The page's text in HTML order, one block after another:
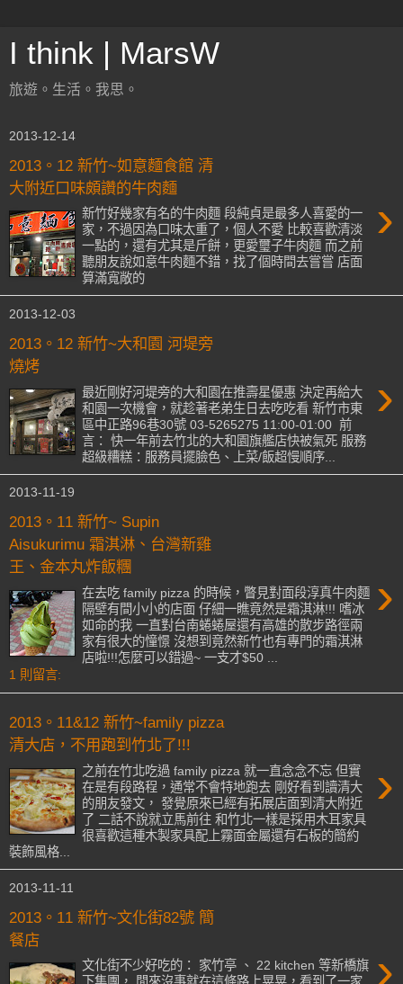
I think | MarsW
旅遊。生活。我思。
2013-12-14
2013。12 新竹~如意麵食館 清
大附近口味頗讚的牛肉麵
›
新竹好幾家有名的牛肉麵 段純貞是最多人喜愛的一
家，不過因為口味太重了，個人不愛 比較喜歡清淡
一點的，還有尤其是斤餅，更愛璽子牛肉麵 而之前
聽朋友說如意牛肉麵不錯，找了個時間去嘗嘗 店面
算滿寬敞的
2013-12-03
2013。12 新竹~大和園 河堤旁
燒烤
›
最近剛好河堤旁的大和園在推壽星優惠 決定再給大
和園一次機會，就趁著老弟生日去吃吃看 新竹市東
區中正路96巷30號 03-5265275 11:00-01:00 前
言： 快一年前去竹北的大和園旗艦店快被氣死 服務
超級糟糕：服務員擺臉色、上菜/飯超慢順序...
2013-11-19
2013。11 新竹~ Supin
Aisukurimu 霜淇淋、台灣新雞
王、金本丸炸飯糰
›
在去吃 family pizza 的時候，瞥見對面段淳真牛肉麵
隔壁有間小小的店面 仔細一瞧竟然是霜淇淋!!! 嗜冰
如命的我 一直對台南蜷蜷屋還有高雄的散步路徑兩
家有很大的憧憬 沒想到竟然新竹也有專門的霜淇淋
店啦!!!怎麼可以錯過~ 一支才$50 ...
1 則留言:
2013。11&12 新竹~family pizza
清大店，不用跑到竹北了!!!
›
之前在竹北吃過 family pizza 就一直念念不忘 但實
在是有段路程，通常不會特地跑去 剛好看到讀清大
的朋友發文， 發覺原來已經有拓展店面到清大附近
了 二話不說就立馬前往 和竹北一樣是採用木耳家具
很喜歡這種木製家具配上霧面金屬還有石板的簡約
裝飾風格...
2013-11-11
2013。11 新竹~文化街82號 簡
餐店
›
文化街不少好吃的： 家竹亭 、 22 kitchen 等新橋旗